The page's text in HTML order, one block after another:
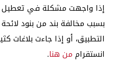
إذا واجهت مشكلة في تعطيل
بسبب مخالفة بند من بنود
التطبيق، أو إذا جاءت بلاغات
انستقرام من هنا.